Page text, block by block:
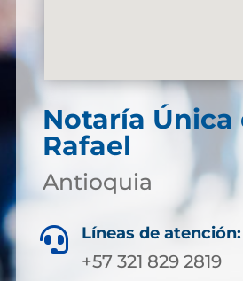
Notaría Única
Rafael
Antioquia
 Líneas de atención:
+57 321 829 2819